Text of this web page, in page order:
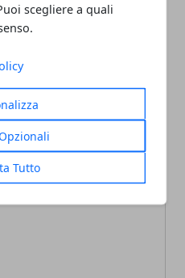
scegliere a quali
Tutto
Articolo Successivo